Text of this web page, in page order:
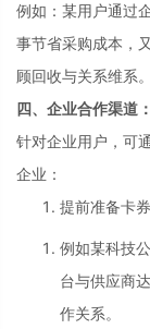
例如：某用户通过
事节省采购成本，
顾回收与关系维系。
四、企业合作渠道
针对企业用户，可
企业：
提前准备卡
例如某科技
台与供应商
作关系。